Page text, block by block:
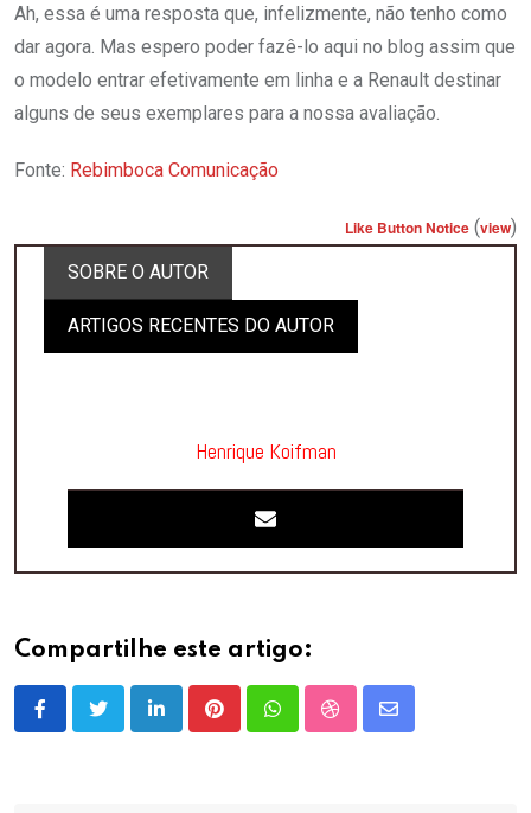
Ah, essa é uma resposta que, infelizmente, não tenho como
dar agora. Mas espero poder fazê-lo aqui no blog assim que
o modelo entrar efetivamente em linha e a Renault destinar
alguns de seus exemplares para a nossa avaliação.
Fonte: Rebimboca Comunicação
Like Button Notice (view)
SOBRE O AUTOR
ARTIGOS RECENTES DO AUTOR
Henrique Koifman
Compartilhe este artigo:
LinkedInPinterestWhatsappStumbleUpon
Share